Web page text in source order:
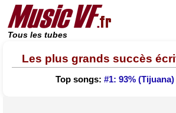
Tous les tubes
Les plus grands succès
Top songs: #1: 93% (Tijuana)